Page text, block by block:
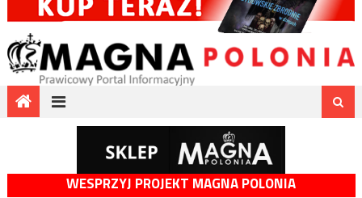
WESPRZYJ PROJEKT MAGNA POLONIA